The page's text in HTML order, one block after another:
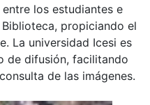
los estudiantes e
propiciando el
La universidad Icesi es
de difusión, facilitando
de las imágenes.